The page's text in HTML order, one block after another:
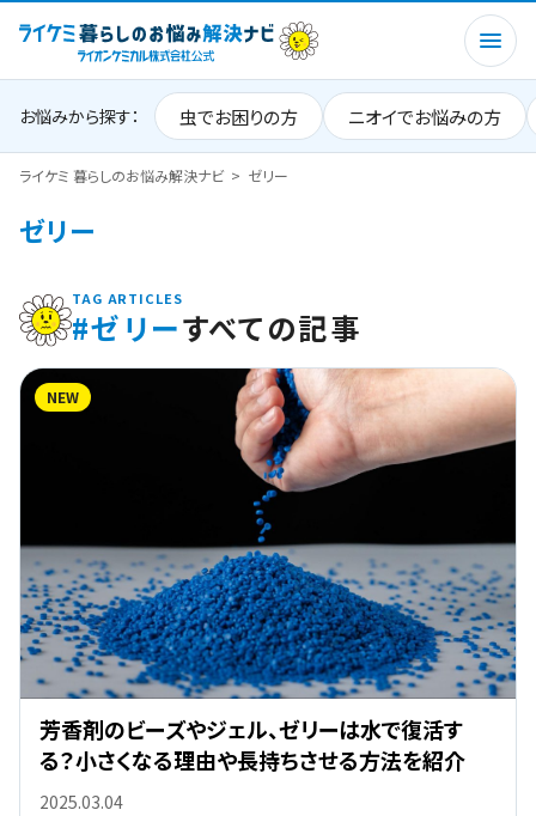
お悩みから探す： 虫でお困りの方 ニオイでお悩みの方
ライケミ 暮らしのお悩み解決ナビ ゼリー
ゼリー
TAG ARTICLES
#ゼリーすべての記事
NEW
2025.03.04
芳香剤のビーズやジェル、ゼリーは水で復活す
る？小さくなる理由や長持ちさせる方法を紹介